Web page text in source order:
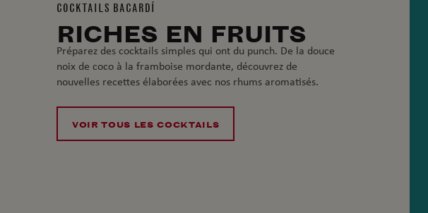
COCKTAILS BACARDÍ
RICHES EN FRUITS
Préparez des cocktails simples qui ont du punch. De la douce
noix de coco à la framboise mordante, découvrez de
nouvelles recettes élaborées avec nos rhums aromatisés.
VOIR TOUS LES COCKTAILS